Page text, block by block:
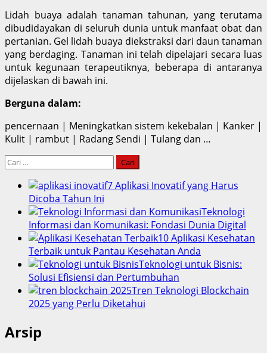
Lidah buaya adalah tanaman tahunan, yang terutama
dibudidayakan di seluruh dunia untuk manfaat obat dan
pertanian. Gel lidah buaya diekstraksi dari daun tanaman
yang berdaging. Tanaman ini telah dipelajari secara luas
untuk kegunaan terapeutiknya, beberapa di antaranya
dijelaskan di bawah ini.
Berguna dalam:
pencernaan | Meningkatkan sistem kekebalan | Kanker |
Kulit | rambut | Radang Sendi | Tulang dan …
Cari
7 Aplikasi Inovatif yang Harus
Dicoba Tahun Ini
Teknologi
Informasi dan Komunikasi: Fondasi Dunia Digital
10 Aplikasi Kesehatan
Terbaik untuk Pantau Kesehatan Anda
Teknologi untuk Bisnis:
Solusi Efisiensi dan Pertumbuhan
Tren Teknologi Blockchain
2025 yang Perlu Diketahui
Arsip